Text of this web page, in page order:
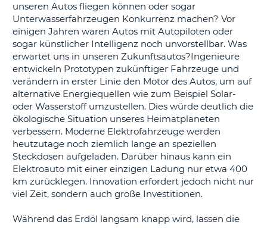
unseren Autos fliegen können oder sogar
Unterwasserfahrzeugen Konkurrenz machen? Vor
einigen Jahren waren Autos mit Autopiloten oder
sogar künstlicher Intelligenz noch unvorstellbar. Was
erwartet uns in unseren Zukunftsautos?Ingenieure
entwickeln Prototypen zukünftiger Fahrzeuge und
verändern in erster Linie den Motor des Autos, um auf
alternative Energiequellen wie zum Beispiel Solar-
oder Wasserstoff umzustellen. Dies würde deutlich die
ökologische Situation unseres Heimatplaneten
verbessern. Moderne Elektrofahrzeuge werden
heutzutage noch ziemlich lange an speziellen
Steckdosen aufgeladen. Darüber hinaus kann ein
Elektroauto mit einer einzigen Ladung nur etwa 400
km zurücklegen. Innovation erfordert jedoch nicht nur
viel Zeit, sondern auch große Investitionen.
Während das Erdöl langsam knapp wird, lassen die